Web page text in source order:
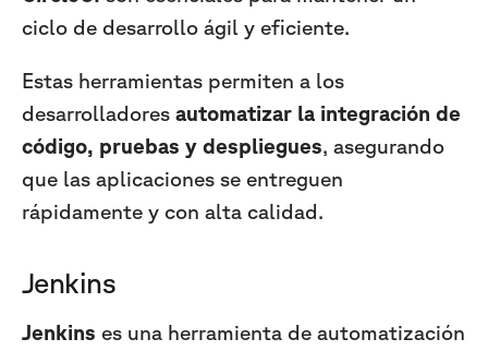
ciclo de desarrollo ágil y eficiente.
Estas herramientas permiten a los
desarrolladores automatizar la integración de
código, pruebas y despliegues, asegurando
que las aplicaciones se entreguen
rápidamente y con alta calidad.
Jenkins
Jenkins es una herramienta de automatización